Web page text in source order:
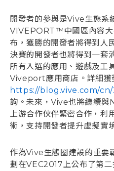
開發者的參與是Vive生態系
VIVEPORT™中國區內容大
布，獲勝的開發者將得到人
決賽的開發者也將得到一套
所有入選的應用、遊戲及工
Viveport應用商店。詳細獲
https://blog.vive.com/
詢。未來，Vive也將繼續
上游合作伙伴緊密合作，利
術，支持開發者提升虛擬實
作為Vive生態圈建設的重要
劃在VEC2017上公布了第